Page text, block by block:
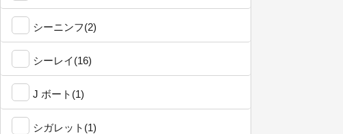
シーニンフ(2)
シーレイ(16)
J ボート(1)
シガレット(1)